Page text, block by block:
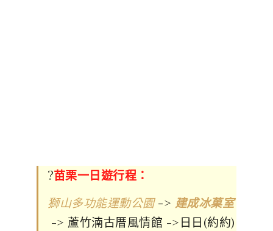
?苗栗一日遊行程：
獅山多功能運動公園-> 建成冰菓室
-> 蘆竹湳古厝風情館 ->日日(約約)